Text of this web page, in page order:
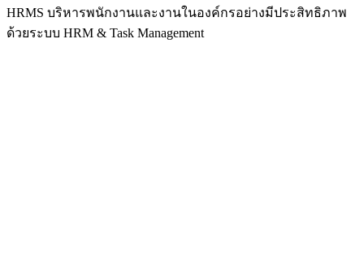
HRMS บริหารพนักงานและงานในองค์กรอย่างมีประสิทธิภาพ
ด้วยระบบ HRM & Task Management